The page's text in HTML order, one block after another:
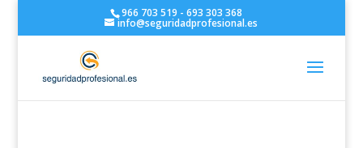
966 703 519 - 693 303 368
info@seguridadprofesional.es